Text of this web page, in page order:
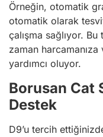
Örneğin, otomatik
otomatik olarak
çalışma sağlıyor.
zaman
yardımcı oluyor.
Borusan Cat
Destek
D9’u tercih